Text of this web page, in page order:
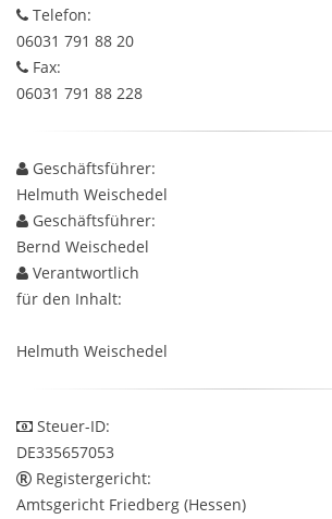
Telefon:
06031 791 88 20
Fax:
06031 791 88 228
Geschäftsführer:
Helmuth Weischedel
Geschäftsführer:
Bernd Weischedel
Verantwortlich
für den Inhalt:
Helmuth Weischedel
Steuer-ID:
DE335657053
Registergericht:
Amtsgericht Friedberg (Hessen)